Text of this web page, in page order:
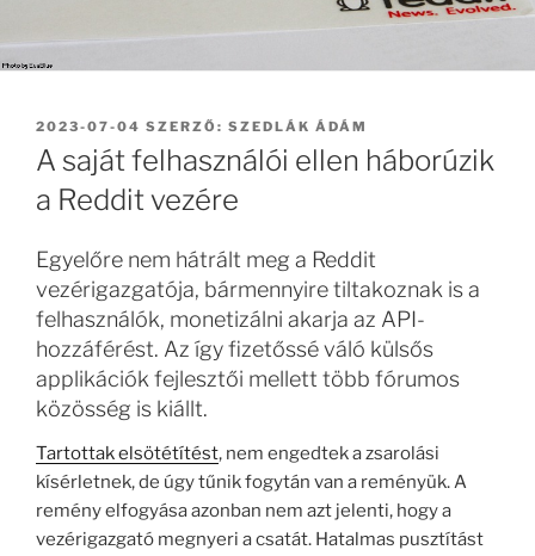
BEKÜLDVE:
2023-07-04 SZERZŐ: SZEDLÁK ÁDÁM
A saját felhasználói ellen háborúzik
a Reddit vezére
Egyelőre nem hátrált meg a Reddit
vezérigazgatója, bármennyire tiltakoznak is a
felhasználók, monetizálni akarja az API-
hozzáférést. Az így fizetőssé váló külsős
applikációk fejlesztői mellett több fórumos
közösség is kiállt.
Tartottak elsötétítést, nem engedtek a zsarolási
kísérletnek, de úgy tűnik fogytán van a reményük. A
remény elfogyása azonban nem azt jelenti, hogy a
vezérigazgató megnyeri a csatát. Hatalmas pusztítást